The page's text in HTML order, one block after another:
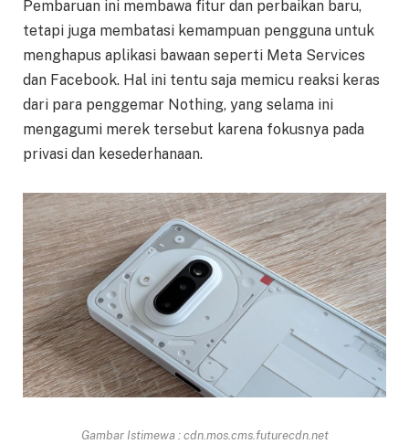
Pembaruan ini membawa fitur dan perbaikan baru,
tetapi juga membatasi kemampuan pengguna untuk
menghapus aplikasi bawaan seperti Meta Services
dan Facebook. Hal ini tentu saja memicu reaksi keras
dari para penggemar Nothing, yang selama ini
mengagumi merek tersebut karena fokusnya pada
privasi dan kesederhanaan.
Gambar Istimewa : cdn.mos.cms.futurecdn.net